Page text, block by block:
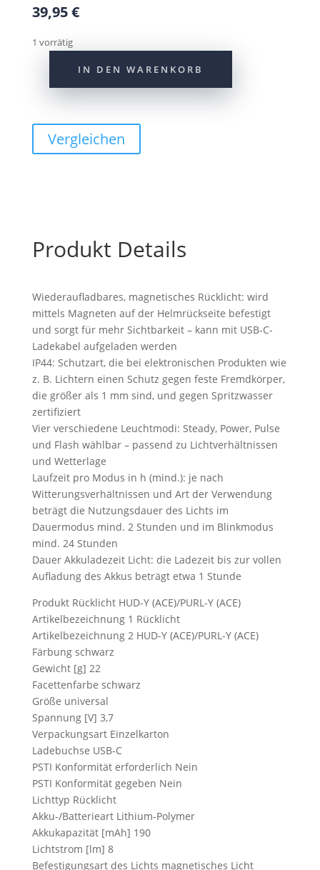
39,95€
1 vorrätig
HUD-
IN DEN WARENKORB
Vergleichen
Produkt Details
Wiederaufladbares, magnetisches Rücklicht: wird
mittels Magneten auf der Helmrückseite befestigt
und sorgt für mehr Sichtbarkeit – kann mit USB-C-
Ladekabel aufgeladen werden
IP44: Schutzart, die bei elektronischen Produkten wie
z. B. Lichtern einen Schutz gegen feste Fremdkörper,
die größer als 1 mm sind, und gegen Spritzwasser
zertifiziert
Vier verschiedene Leuchtmodi: Steady, Power, Pulse
und Flash wählbar – passend zu Lichtverhältnissen
und Wetterlage
Laufzeit pro Modus in h (mind.): je nach
Witterungsverhältnissen und Art der Verwendung
beträgt die Nutzungsdauer des Lichts im
Dauermodus mind. 2 Stunden und im Blinkmodus
mind. 24 Stunden
Dauer Akkuladezeit Licht: die Ladezeit bis zur vollen
Aufladung des Akkus beträgt etwa 1 Stunde
Produkt Rücklicht HUD-Y (ACE)/PURL-Y (ACE)
Artikelbezeichnung 1 Rücklicht
Artikelbezeichnung 2 HUD-Y (ACE)/PURL-Y (ACE)
Färbung schwarz
Gewicht [g] 22
Facettenfarbe schwarz
Größe universal
Spannung [V] 3,7
Verpackungsart Einzelkarton
Ladebuchse USB-C
PSTI Konformität erforderlich Nein
PSTI Konformität gegeben Nein
Lichttyp Rücklicht
Akku-/Batterieart Lithium-Polymer
Akkukapazität [mAh] 190
Lichtstrom [lm] 8
Befestigungsart des Lichts magnetisches Licht